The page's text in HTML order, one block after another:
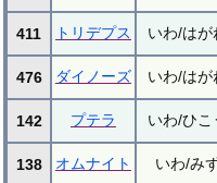
411 トリデプス いわ/はが
476 ダイノーズ いわ/はが
142 プテラ いわ/ひこ
138 オムナイト いわ/み